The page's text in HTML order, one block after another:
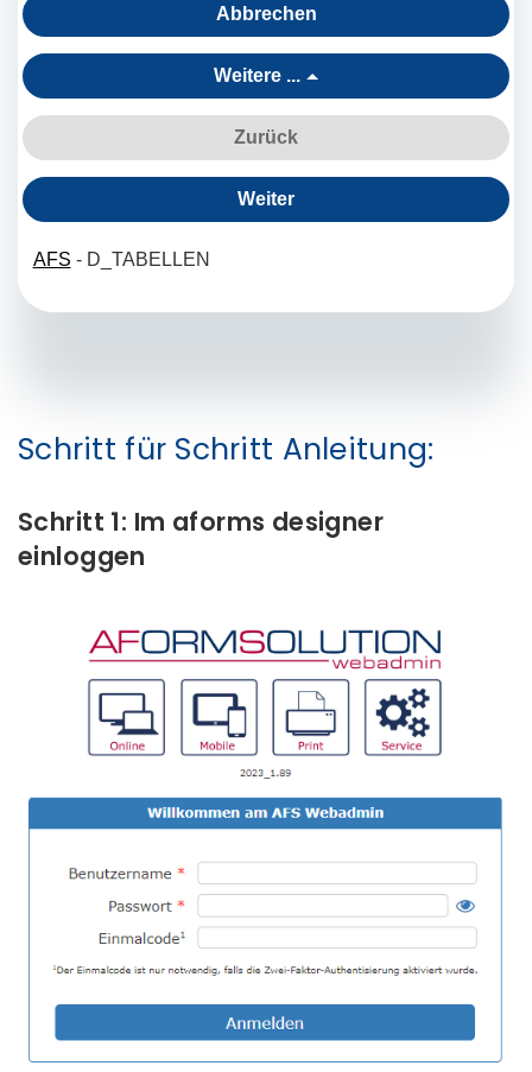
Schritt für Schritt Anleitung:
Schritt 1: Im aforms designer
einloggen